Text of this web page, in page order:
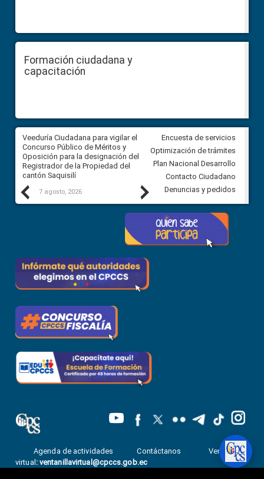
Formación ciudadana y
capacitación
Previous
Veeduría Ciudadana para vigilar el
Concurso Público de Méritos y
Oposición para la designación del
Registrador de la Propiedad del
cantón Saquisilí
7 agosto, 2026
Veeduría Ciudadana para
construcción del asfaltado de
Ballenita del cantón Santa
7 agosto, 2026
Next
Encuesta de servicios
Optimización de trámites
Plan Nacional Desarrollo
Contacto Ciudadano
Denuncias y pedidos
Agenda de actividades Contáctanos
Ventanilla
virtual : ventanillavirtual@cpccs.gob.ec